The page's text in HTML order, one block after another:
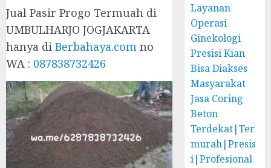
Jual Pasir Progo Termuah di
UMBULHARJO JOGJAKARTA
hanya di Berbahaya.com no
WA : 087838732426
Layanan
Operasi
Ginekologi
Presisi Kian
Bisa Diakses
Masyarakat
Jasa Coring
Beton
Terdekat|Ter
murah|Presis
i|Profesional